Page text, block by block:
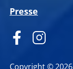
Presse
Copyright © 2026